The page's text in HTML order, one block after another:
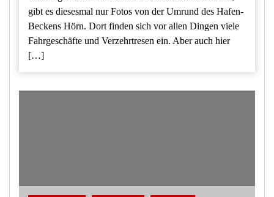
gibt es diesesmal nur Fotos von der Umrund des Hafen-
Beckens Hörn. Dort finden sich vor allen Dingen viele
Fahrgeschäfte und Verzehrtresen ein. Aber auch hier
[…]